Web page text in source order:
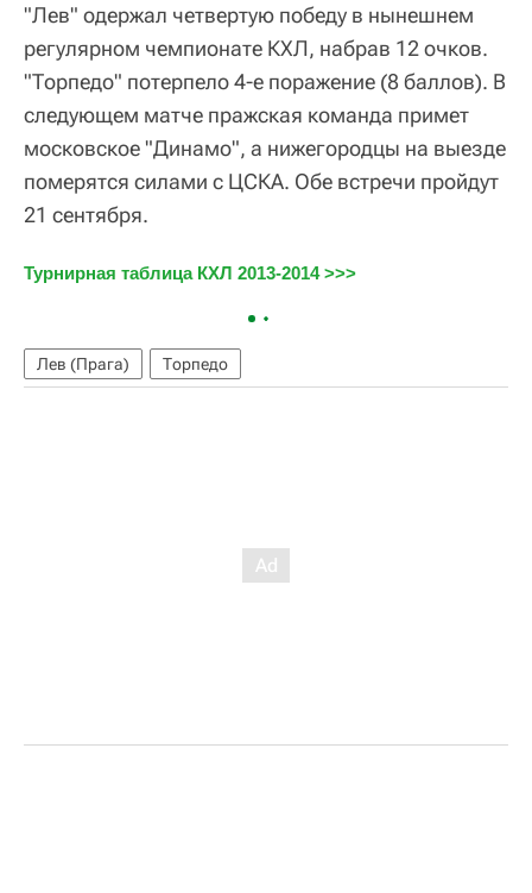
"Лев" одержал четвертую победу в нынешнем
регулярном чемпионате КХЛ, набрав 12 очков.
"Торпедо" потерпело 4-е поражение (8 баллов). В
следующем матче пражская команда примет
московское "Динамо", а нижегородцы на выезде
померятся силами с ЦСКА. Обе встречи пройдут
21 сентября.
Турнирная таблица КХЛ 2013-2014 >>>
Лев (Прага) Торпедо